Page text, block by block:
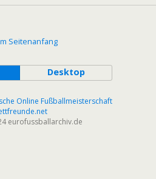
Seitenanfang
Desktop
Online Fußballmeisterschaft
eurofussballarchiv.de